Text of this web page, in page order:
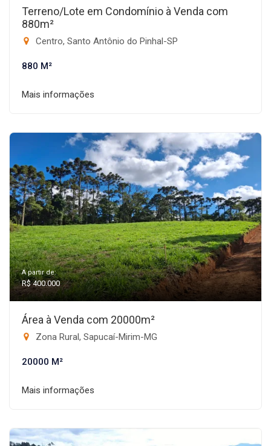
Terreno/Lote em Condomínio à Venda com
880m²
Centro, Santo Antônio do Pinhal-SP
880 M²
Mais informações
A partir de:
R$ 400.000
Área à Venda com 20000m²
Zona Rural, Sapucaí-Mirim-MG
20000 M²
Mais informações